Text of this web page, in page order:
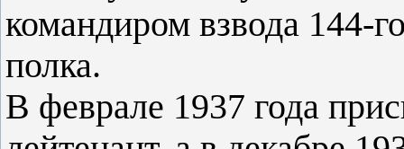
командиром взвода 144-
полка.
В феврале 1937 года